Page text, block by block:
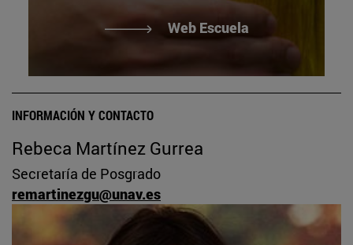
Web Escuela
INFORMACIÓN Y CONTACTO
Rebeca Martínez Gurrea
Secretaría de Posgrado
remartinezgu@unav.es